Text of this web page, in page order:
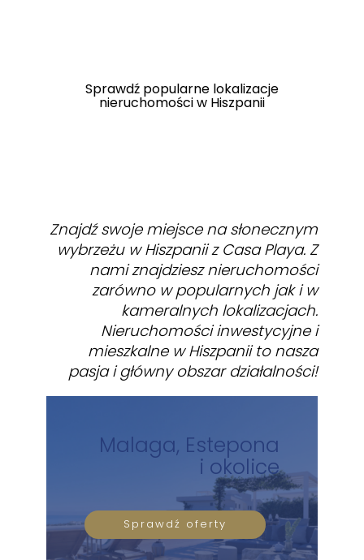
Sprawdź popularne lokalizacje
nieruchomości w Hiszpanii
Znajdź swoje miejsce na słonecznym
wybrzeżu w Hiszpanii z Casa Playa. Z
nami znajdziesz nieruchomości
zarówno w popularnych jak i w
kameralnych lokalizacjach.
Nieruchomości inwestycyjne i
mieszkalne w Hiszpanii to nasza
pasja i główny obszar działalności!
Malaga, Estepona
i okolice
Sprawdź oferty